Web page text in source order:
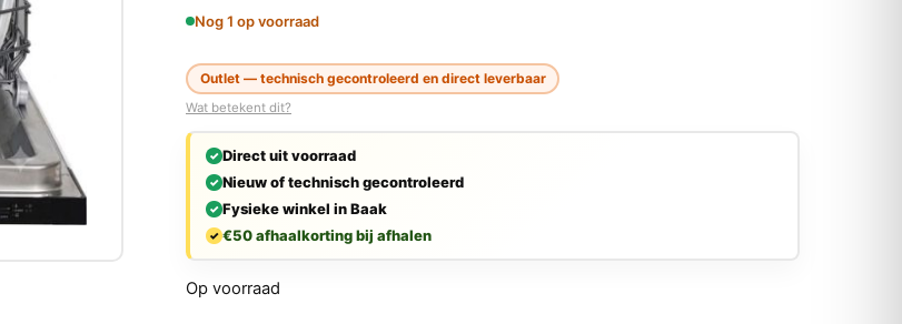
Nog 1 op voorraad
Outlet — technisch gecontroleerd en direct leverbaar
Wat betekent dit?
Direct uit voorraad
Nieuw of technisch gecontroleerd
Fysieke winkel in Baak
€50 afhaalkorting bij afhalen
Op voorraad